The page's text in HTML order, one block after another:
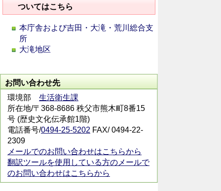
ついてはこちら
本庁舎および吉田・大滝・荒川総合支
所
大滝地区
お問い合わせ先
環境部 生活衛生課
所在地/〒368-8686 秩父市熊木町8番15
号 (歴史文化伝承館1階)
電話番号/0494-25-5202 FAX/ 0494-22-
2309
メールでのお問い合わせはこちらから
翻訳ツールを使用している方のメールで
のお問い合わせはこちらから